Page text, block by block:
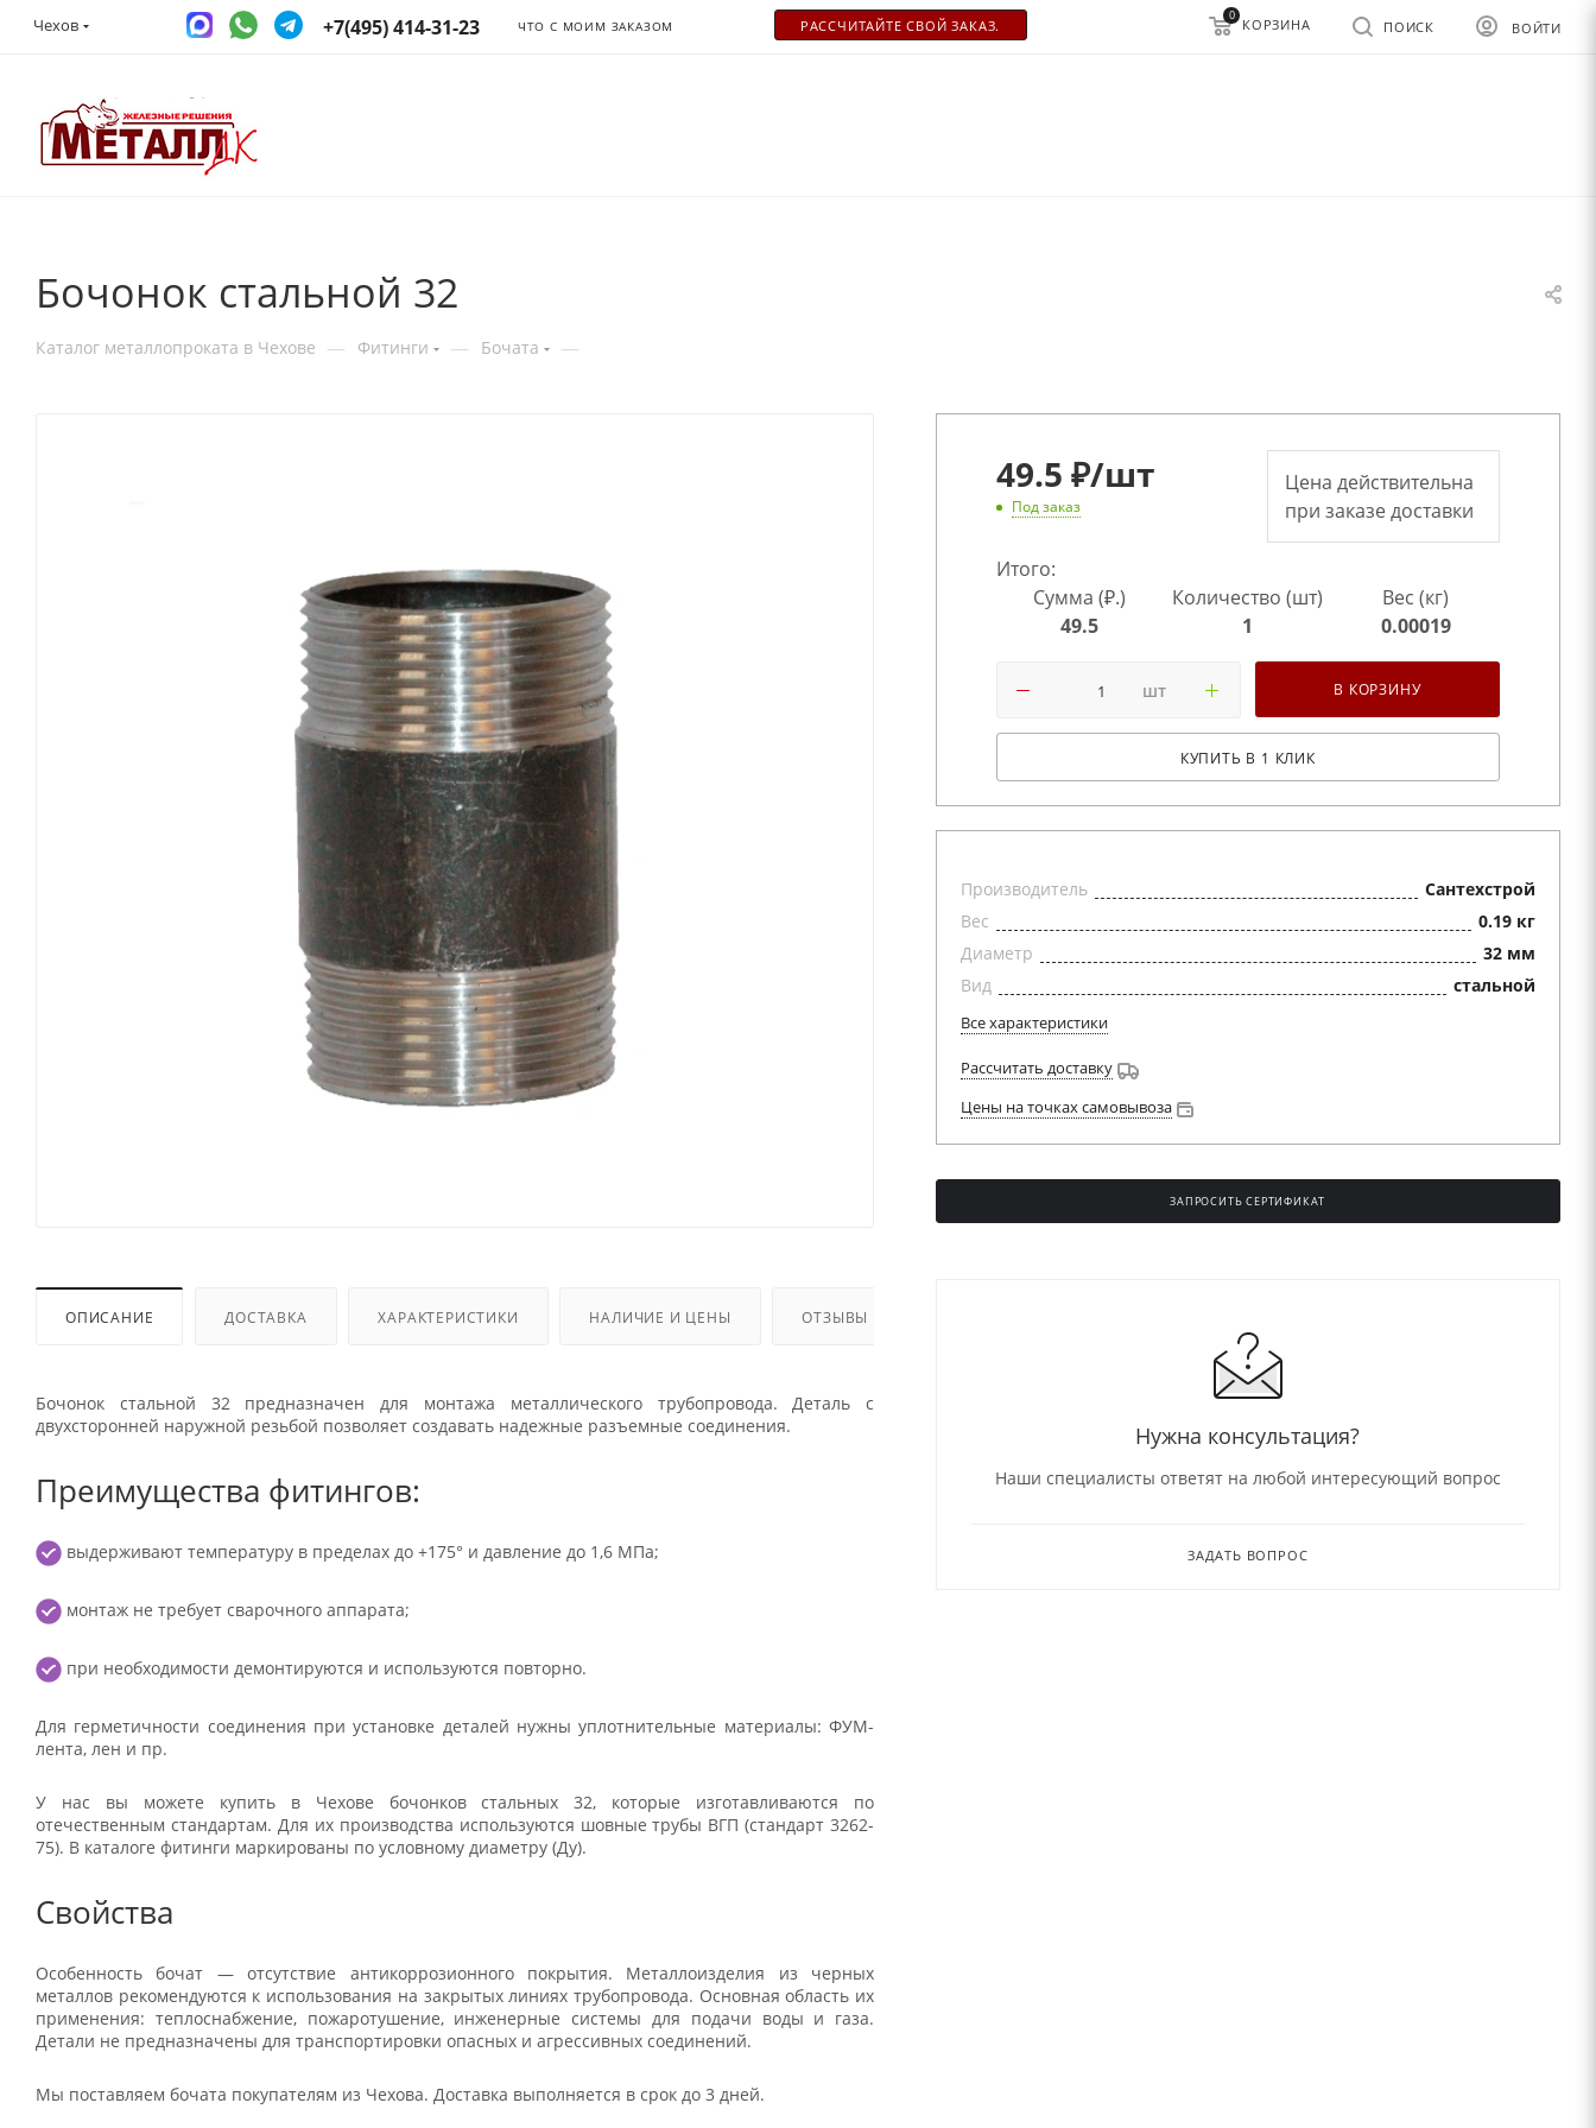
Чехов +7(495) 414-31-23 ЧТО С МОИМ ЗАКАЗОМ РАСCЧИТАЙТЕ СВОЙ ЗАКАЗ. ВОЙТИ
ПОИСК
0
КОРЗИНА
Бочонок стальной 32
Каталог металлопроката в Чехове — Фитинги — Бочата —
ОПИСАНИЕ ДОСТАВКА ХАРАКТЕРИСТИКИ НАЛИЧИЕ И ЦЕНЫ ОТЗЫВЫ
Бочонок стальной 32 предназначен для монтажа металлического трубопровода. Деталь с
двухсторонней наружной резьбой позволяет создавать надежные разъемные соединения.
Преимущества фитингов:
выдерживают температуру в пределах до +175° и давление до 1,6 МПа;
монтаж не требует сварочного аппарата;
при необходимости демонтируются и используются повторно.
Для герметичности соединения при установке деталей нужны уплотнительные материалы: ФУМ-
лента, лен и пр.
У нас вы можете купить в Чехове бочонков стальных 32, которые изготавливаются по
отечественным стандартам. Для их производства используются шовные трубы ВГП (стандарт 3262-
75). В каталоге фитинги маркированы по условному диаметру (Ду).
Свойства
Особенность бочат — отсутствие антикоррозионного покрытия. Металлоизделия из черных
металлов рекомендуются к использования на закрытых линиях трубопровода. Основная область их
применения: теплоснабжение, пожаротушение, инженерные системы для подачи воды и газа.
Детали не предназначены для транспортировки опасных и агрессивных соединений.
Мы поставляем бочата покупателям из Чехова. Доставка выполняется в срок до 3 дней.
49.5 ₽/шт
Под заказ
Цена действительна
при заказе доставки
Итого:
Сумма (₽.)
49.5
Количество (шт)
1
Вес (кг)
0.00019
шт В КОРЗИНУ
КУПИТЬ В 1 КЛИК
Производитель
Сантехстрой
Вес
0.19 кг
Диаметр
32 мм
Вид
стальной
Все характеристики
Рассчитать доставку
Цены на точках самовывоза
ЗАПРОСИТЬ СЕРТИФИКАТ
Нужна консультация?
Наши специалисты ответят на любой интересующий вопрос
ЗАДАТЬ ВОПРОС